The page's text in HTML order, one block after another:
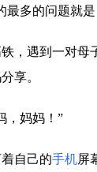
最多的问题就
，遇到一对母
享。
，妈妈！”
自己的手机屏